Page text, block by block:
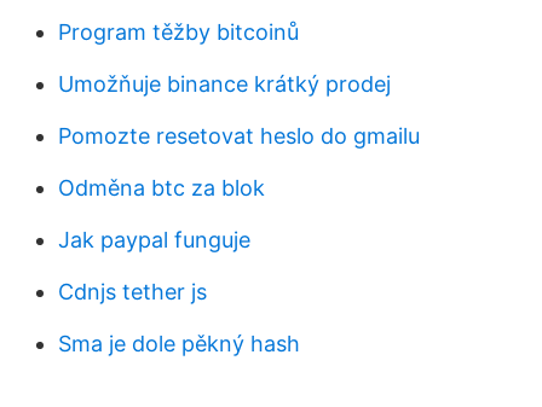
Program těžby bitcoinů
Umožňuje binance krátký prodej
Pomozte resetovat heslo do gmailu
Odměna btc za blok
Jak paypal funguje
Cdnjs tether js
Sma je dole pěkný hash